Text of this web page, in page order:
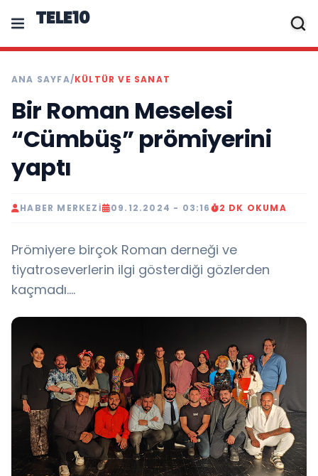
TELE10
ANA SAYFA/KÜLTÜR VE SANAT
Bir Roman Meselesi
“Cümbüş” prömiyerini
yaptı
HABER MERKEZI 09.12.2024 - 03:16 2 DK OKUMA
Prömiyere birçok Roman derneği ve
tiyatroseverlerin ilgi gösterdiği gözlerden
kaçmadı....